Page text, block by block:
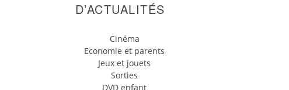
D’ACTUALITÉS
Cinéma
Economie et parents
Jeux et jouets
Sorties
DVD enfant